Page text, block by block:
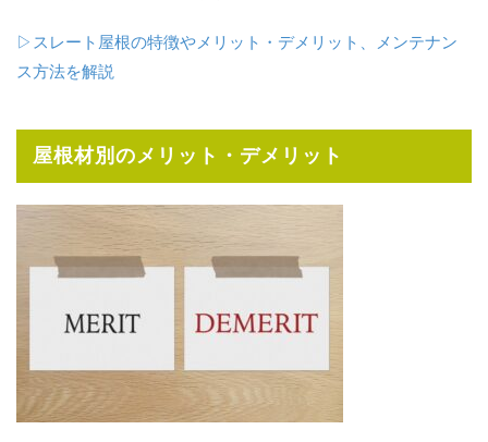
▷スレート屋根の特徴やメリット・デメリット、メンテナン
ス方法を解説
屋根材別のメリット・デメリット